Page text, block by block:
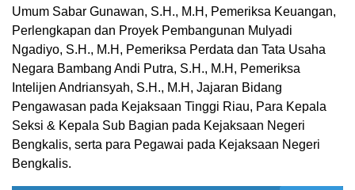
Umum Sabar Gunawan, S.H., M.H, Pemeriksa Keuangan,
Perlengkapan dan Proyek Pembangunan Mulyadi
Ngadiyo, S.H., M.H, Pemeriksa Perdata dan Tata Usaha
Negara Bambang Andi Putra, S.H., M.H, Pemeriksa
Intelijen Andriansyah, S.H., M.H, Jajaran Bidang
Pengawasan pada Kejaksaan Tinggi Riau, Para Kepala
Seksi & Kepala Sub Bagian pada Kejaksaan Negeri
Bengkalis, serta para Pegawai pada Kejaksaan Negeri
Bengkalis.